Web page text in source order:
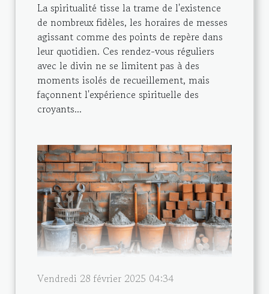
La spiritualité tisse la trame de l'existence
de nombreux fidèles, les horaires de messes
agissant comme des points de repère dans
leur quotidien. Ces rendez-vous réguliers
avec le divin ne se limitent pas à des
moments isolés de recueillement, mais
façonnent l'expérience spirituelle des
croyants...
Vendredi 28 février 2025 04:34